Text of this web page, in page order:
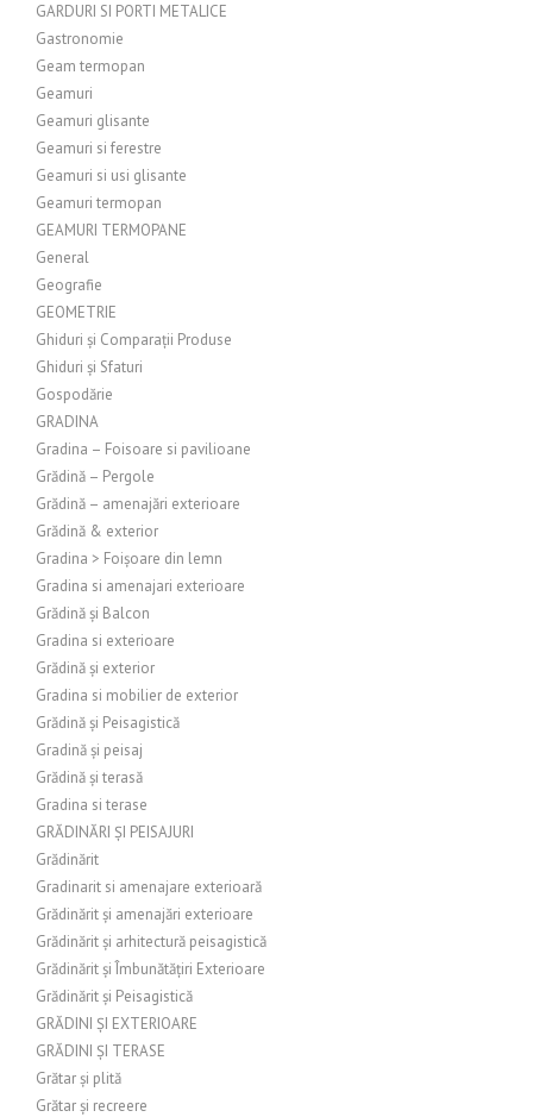
GARDURI SI PORTI METALICE
Gastronomie
Geam termopan
Geamuri
Geamuri glisante
Geamuri si ferestre
Geamuri si usi glisante
Geamuri termopan
GEAMURI TERMOPANE
General
Geografie
GEOMETRIE
Ghiduri și Comparații Produse
Ghiduri și Sfaturi
Gospodărie
GRADINA
Gradina – Foisoare si pavilioane
Grădină – Pergole
Grădină – amenajări exterioare
Grădină & exterior
Gradina > Foișoare din lemn
Gradina si amenajari exterioare
Grădină și Balcon
Gradina si exterioare
Grădină și exterior
Gradina si mobilier de exterior
Grădină și Peisagistică
Gradină și peisaj
Grădină și terasă
Gradina si terase
GRĂDINĂRI ȘI PEISAJURI
Grădinărit
Gradinarit si amenajare exterioară
Grădinărit și amenajări exterioare
Grădinărit și arhitectură peisagistică
Grădinărit și Îmbunătățiri Exterioare
Grădinărit și Peisagistică
GRĂDINI ȘI EXTERIOARE
GRĂDINI ȘI TERASE
Grătar și plită
Grătar și recreere